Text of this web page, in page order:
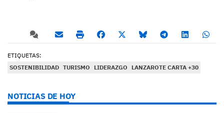
ETIQUETAS:
SOSTENIBILIDAD TURISMO LIDERAZGO LANZAROTE CARTA +30
NOTICIAS DE HOY